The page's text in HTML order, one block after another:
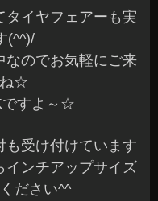
タイヤフェアーも実
(^^)/
なのでお気軽にご来
ね☆
ですよ～☆
も受け付けています
インチアップサイズ
ださい^^